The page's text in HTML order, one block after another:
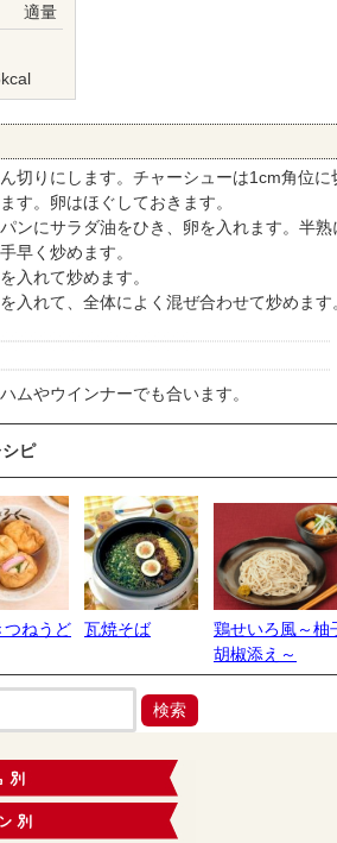
適量
りにします。チャーシューは1cm角位に
す。卵はほぐしておきます。
にサラダ油をひき、卵を入れます。半熟
早く炒めます。
れて炒めます。
れて、全体によく混ぜ合わせて炒めます
ムやウインナーでも合います。
ピ
つねうど
瓦焼そば
鶏せいろ風～柚
胡椒添え～